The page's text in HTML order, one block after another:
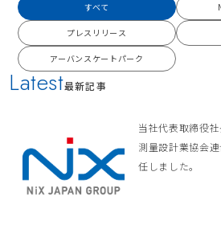
Latest最新記事
当社代表取締役
測量設計業協会
任しました。
すべて
プレスリリース
アーバンスケートパーク